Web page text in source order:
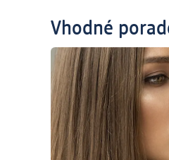
Vhodné